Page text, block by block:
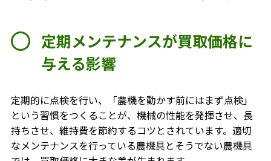
定期メンテナンスが買取価格に
与える影響
定期的に点検を行い、「農機を動かす前にはまず点検」
という習慣をつくることが、機械の性能を発揮させ、長
持ちさせ、維持費を節約するコツとされています。適切
なメンテナンスを行っている農機具とそうでない農機具